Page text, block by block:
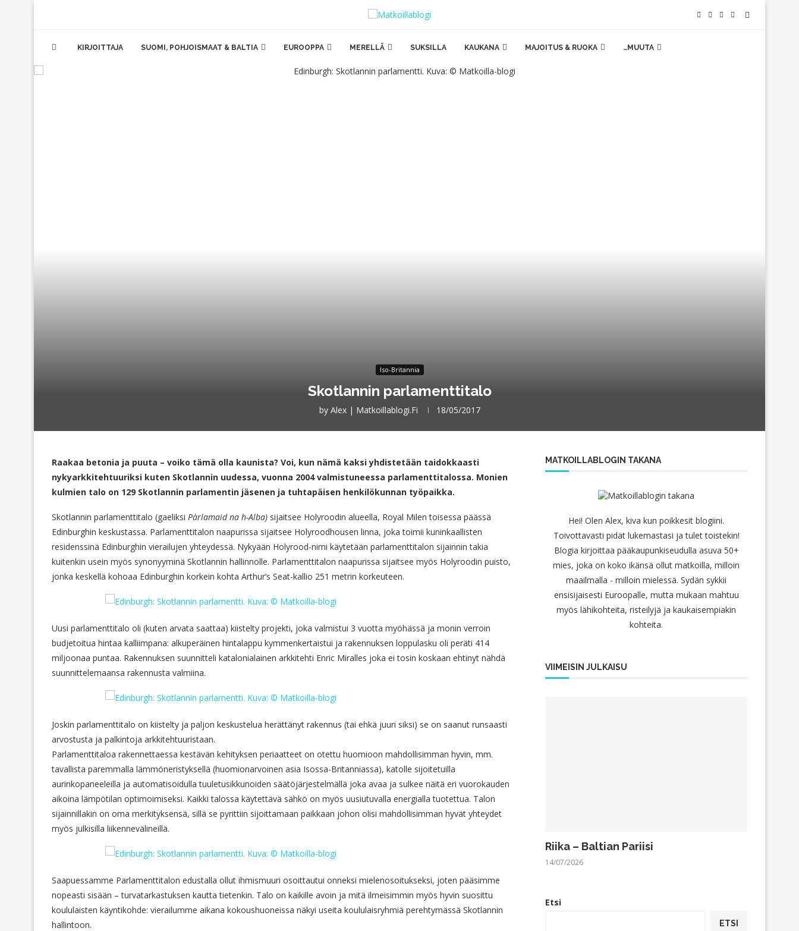
KIRJOITTAJA SUOMI, POHJOISMAAT & BALTIA EUROOPPA MERELLÄ SUKSILLA KAUKANA MAJOITUS & RUOKA …MUUTA
Iso-Britannia
Skotlannin parlamenttitalo
by Alex | Matkoillablogi.fi 18/05/2017
Raakaa betonia ja puuta – voiko tämä olla kaunista? Voi, kun nämä kaksi yhdistetään taidokkaasti
nykyarkkitehtuuriksi kuten Skotlannin uudessa, vuonna 2004 valmistuneessa parlamenttitalossa. Monien
kulmien talo on 129 Skotlannin parlamentin jäsenen ja tuhtapäisen henkilökunnan työpaikka.
Skotlannin parlamenttitalo (gaeliksi Pàrlamaid na h-Alba) sijaitsee Holyroodin alueella, Royal Milen toisessa päässä
Edinburghin keskustassa. Parlamenttitalon naapurissa sijaitsee Holyroodhousen linna, joka toimii kuninkaallisten
residenssinä Edinburghin vierailujen yhteydessä. Nykyään Holyrood-nimi käytetään parlamenttitalon sijainnin takia
kuitenkin usein myös synonyyminä Skotlannin hallinnolle. Parlamenttitalon naapurissa sijaitsee myös Holyroodin puisto,
jonka keskellä kohoaa Edinburghin korkein kohta Arthur’s Seat-kallio 251 metrin korkeuteen.
Uusi parlamenttitalo oli (kuten arvata saattaa) kiistelty projekti, joka valmistui 3 vuotta myöhässä ja monin verroin
budjetoitua hintaa kalliimpana: alkuperäinen hintalappu kymmenkertaistui ja rakennuksen loppulasku oli peräti 414
miljoonaa puntaa. Rakennuksen suunnitteli katalonialainen arkkitehti Enric Miralles joka ei tosin koskaan ehtinyt nähdä
suunnittelemaansa rakennusta valmiina.
Joskin parlamenttitalo on kiistelty ja paljon keskustelua herättänyt rakennus (tai ehkä juuri siksi) se on saanut runsaasti
arvostusta ja palkintoja arkkitehtuuristaan.
Parlamenttitaloa rakennettaessa kestävän kehityksen periaatteet on otettu huomioon mahdollisimman hyvin, mm.
tavallista paremmalla lämmöneristyksellä (huomionarvoinen asia Isossa-Britanniassa), katolle sijoitetuilla
aurinkopaneeleilla ja automatisoidulla tuuletusikkunoiden säätöjärjestelmällä joka avaa ja sulkee näitä eri vuorokauden
aikoina lämpötilan optimoimiseksi. Kaikki talossa käytettävä sähkö on myös uusiutuvalla energialla tuotettua. Talon
sijainnillakin on oma merkityksensä, sillä se pyrittiin sijoittamaan paikkaan johon olisi mahdollisimman hyvät yhteydet
myös julkisilla liikennevälineillä.
Saapuessamme Parlamenttitalon edustalla ollut ihmismuuri osoittautui onneksi mielenosoitukseksi, joten pääsimme
nopeasti sisään – turvatarkastuksen kautta tietenkin. Talo on kaikille avoin ja mitä ilmeisimmin myös hyvin suosittu
koululaisten käyntikohde: vierailumme aikana kokoushuoneissa näkyi useita koululaisryhmiä perehtymässä Skotlannin
hallintoon.
MATKOILLABLOGIN TAKANA
Hei! Olen Alex, kiva kun poikkesit blogiini.
Toivottavasti pidät lukemastasi ja tulet toistekin!
Blogia kirjoittaa pääkaupunkiseudulla asuva 50+
mies, joka on koko ikänsä ollut matkoilla, milloin
maailmalla - milloin mielessä. Sydän sykkii
ensisijaisesti Euroopalle, mutta mukaan mahtuu
myös lähikohteita, risteilyjä ja kaukaisempiakin
kohteita.
VIIMEISIN JULKAISU
Riika – Baltian Pariisi
14/07/2026
Etsi
ETSI